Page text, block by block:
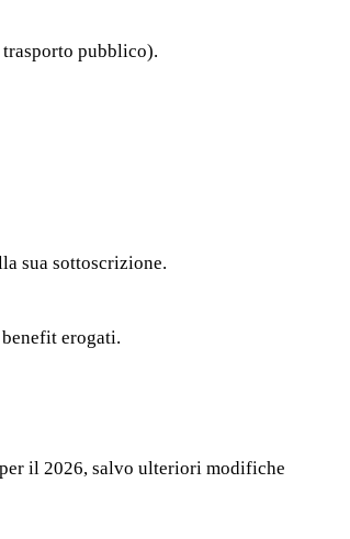
pubblico).
sua sottoscrizione.
erogati.
il 2026, salvo ulteriori modifiche